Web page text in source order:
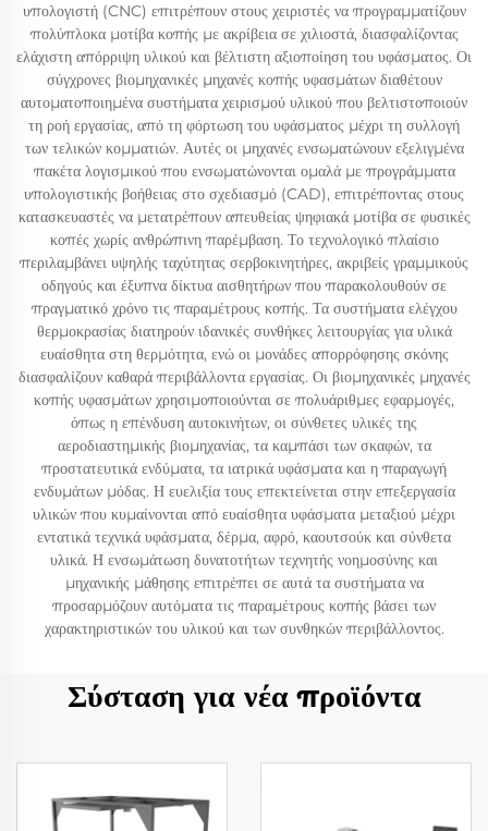
υπολογιστή (CNC) επιτρέπουν στους χειριστές να προγραμματίζουν
πολύπλοκα μοτίβα κοπής με ακρίβεια σε χιλιοστά, διασφαλίζοντας
ελάχιστη απόρριψη υλικού και βέλτιστη αξιοποίηση του υφάσματος. Οι
σύγχρονες βιομηχανικές μηχανές κοπής υφασμάτων διαθέτουν
αυτοματοποιημένα συστήματα χειρισμού υλικού που βελτιστοποιούν
τη ροή εργασίας, από τη φόρτωση του υφάσματος μέχρι τη συλλογή
των τελικών κομματιών. Αυτές οι μηχανές ενσωματώνουν εξελιγμένα
πακέτα λογισμικού που ενσωματώνονται ομαλά με προγράμματα
υπολογιστικής βοήθειας στο σχεδιασμό (CAD), επιτρέποντας στους
κατασκευαστές να μετατρέπουν απευθείας ψηφιακά μοτίβα σε φυσικές
κοπές χωρίς ανθρώπινη παρέμβαση. Το τεχνολογικό πλαίσιο
περιλαμβάνει υψηλής ταχύτητας σερβοκινητήρες, ακριβείς γραμμικούς
οδηγούς και έξυπνα δίκτυα αισθητήρων που παρακολουθούν σε
πραγματικό χρόνο τις παραμέτρους κοπής. Τα συστήματα ελέγχου
θερμοκρασίας διατηρούν ιδανικές συνθήκες λειτουργίας για υλικά
ευαίσθητα στη θερμότητα, ενώ οι μονάδες απορρόφησης σκόνης
διασφαλίζουν καθαρά περιβάλλοντα εργασίας. Οι βιομηχανικές μηχανές
κοπής υφασμάτων χρησιμοποιούνται σε πολυάριθμες εφαρμογές,
όπως η επένδυση αυτοκινήτων, οι σύνθετες υλικές της
αεροδιαστημικής βιομηχανίας, τα καμπάσι των σκαφών, τα
προστατευτικά ενδύματα, τα ιατρικά υφάσματα και η παραγωγή
ενδυμάτων μόδας. Η ευελιξία τους επεκτείνεται στην επεξεργασία
υλικών που κυμαίνονται από ευαίσθητα υφάσματα μεταξιού μέχρι
εντατικά τεχνικά υφάσματα, δέρμα, αφρό, καουτσούκ και σύνθετα
υλικά. Η ενσωμάτωση δυνατοτήτων τεχνητής νοημοσύνης και
μηχανικής μάθησης επιτρέπει σε αυτά τα συστήματα να
προσαρμόζουν αυτόματα τις παραμέτρους κοπής βάσει των
χαρακτηριστικών του υλικού και των συνθηκών περιβάλλοντος.
Σύσταση για νέα προϊόντα